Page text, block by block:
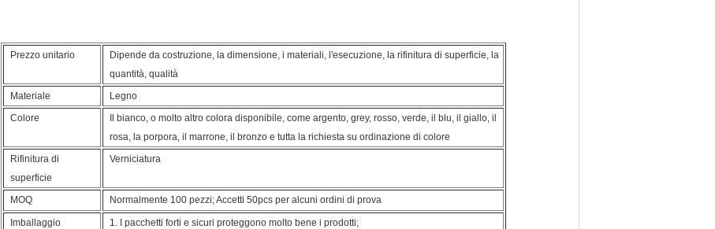
Prezzo unitario
Dipende da costruzione, la dimensione, i materiali, l'esecuzione, la rifinitura di superficie, la
quantità, qualità
Materiale
Legno
Colore
Il bianco, o molto altro colora disponibile, come argento, grey, rosso, verde, il blu, il giallo, il
rosa, la porpora, il marrone, il bronzo e tutta la richiesta su ordinazione di colore
Rifinitura di
superficie
Verniciatura
MOQ Normalmente 100 pezzi; Accetti 50pcs per alcuni ordini di prova
Imballaggio
1. I pacchetti forti e sicuri proteggono molto bene i prodotti;